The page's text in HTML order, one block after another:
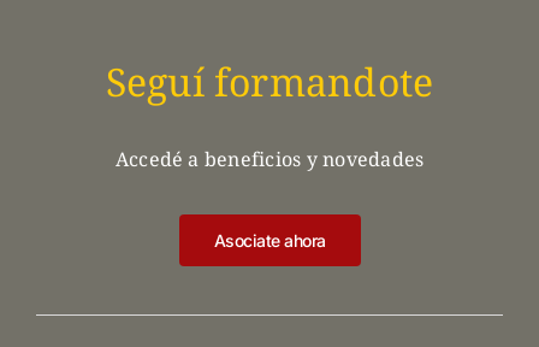
Seguí formandote
Accedé a beneficios y novedades
Asociate ahora